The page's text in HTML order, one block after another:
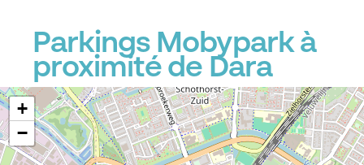
Parkings Mobypark à
proximité de Dara
+
−